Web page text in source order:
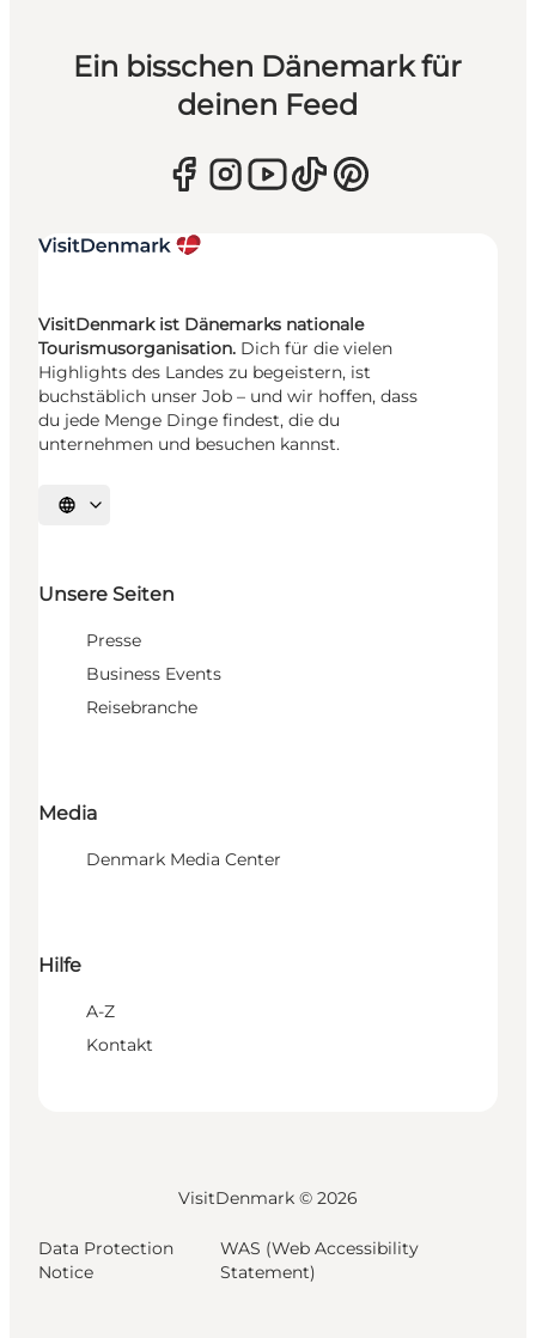
Ein bisschen Dänemark für
deinen Feed
VisitDenmark ist Dänemarks nationale
Tourismusorganisation. Dich für die vielen
Highlights des Landes zu begeistern, ist
buchstäblich unser Job – und wir hoffen, dass
du jede Menge Dinge findest, die du
unternehmen und besuchen kannst.
Sprache auswählen
Unsere Seiten
Presse
Business Events
Reisebranche
Media
Denmark Media Center
Hilfe
A-Z
Kontakt
VisitDenmark © 2026
Data Protection
Notice
WAS (Web Accessibility
Statement)